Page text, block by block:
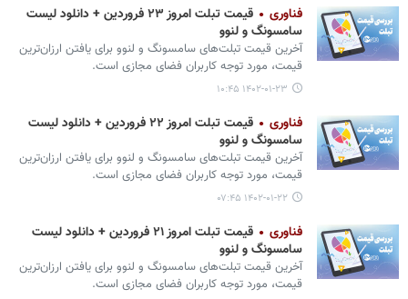
فناوری
قیمت تبلت امروز ۲۳ فروردین + دانلود لیست
سامسونگ و لنوو
آخرین قیمت تبلت‌های سامسونگ و لنوو برای یافتن ارزان‌ترین
قیمت، مورد توجه کاربران فضای مجازی است.
۱۴۰۲-۰۱-۲۳ ۱۰:۴۵
فناوری
قیمت تبلت امروز ۲۲ فروردین + دانلود لیست
سامسونگ و لنوو
آخرین قیمت تبلت‌های سامسونگ و لنوو برای یافتن ارزان‌ترین
قیمت، مورد توجه کاربران فضای مجازی است.
۱۴۰۲-۰۱-۲۲ ۰۷:۴۵
فناوری
قیمت تبلت امروز ۲۱ فروردین + دانلود لیست
سامسونگ و لنوو
آخرین قیمت تبلت‌های سامسونگ و لنوو برای یافتن ارزان‌ترین
قیمت، مورد توجه کاربران فضای مجازی است.